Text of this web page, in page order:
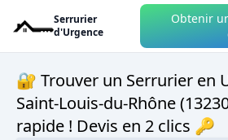
Serrurier
d'Urgence
Obtenir
🔐 Trouver un Serrurier en
Saint-Louis-du-Rhône
rapide ! Devis en 2 clics 🔑